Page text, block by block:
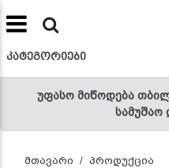
უფასო მიწოდება
სამუშაო
ᲙᲐᲢᲔᲒᲝᲠᲘᲔᲑᲘ
მთავარი
პროდუქცია